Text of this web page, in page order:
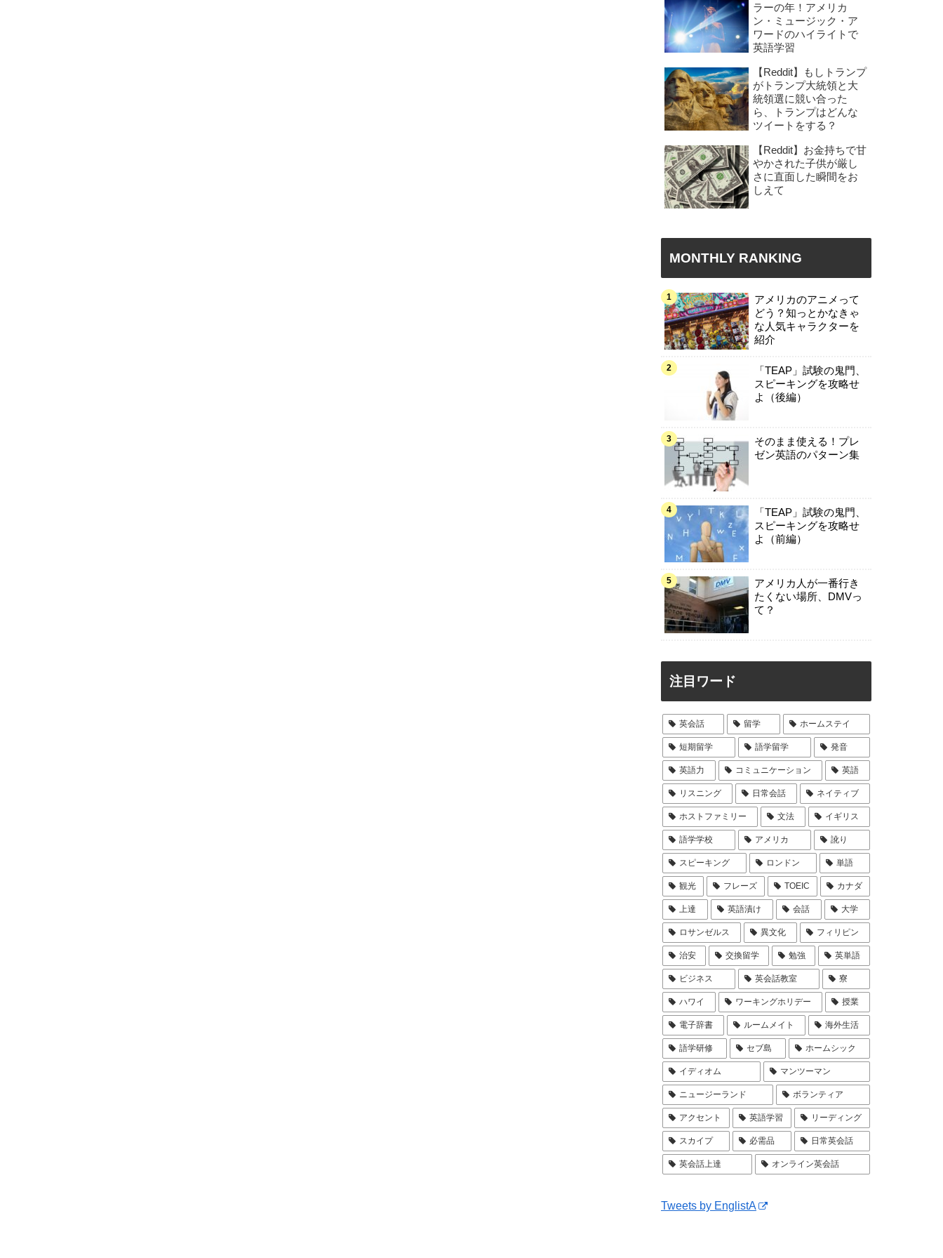
ラーの年！アメリカ
ン・ミュージック・ア
ワードのハイライトで
英語学習
【Reddit】もしトランプ
がトランプ大統領と大
統領選に競い合った
ら、トランプはどんな
ツイートをする？
【Reddit】お金持ちで甘
やかされた子供が厳し
さに直面した瞬間をお
しえて
MONTHLY RANKING
アメリカのアニメって
どう？知っとかなきゃ
な人気キャラクターを
紹介
「TEAP」試験の鬼門、
スピーキングを攻略せ
よ（後編）
そのまま使える！プレ
ゼン英語のパターン集
「TEAP」試験の鬼門、
スピーキングを攻略せ
よ（前編）
アメリカ人が一番行き
たくない場所、DMVっ
て？
注目ワード
英会話 留学 ホームステイ
短期留学 語学留学 発音
英語力 コミュニケーション 英語
リスニング 日常会話 ネイティブ
ホストファミリー 文法 イギリス
語学学校 アメリカ 訛り
スピーキング ロンドン 単語
観光 フレーズ TOEIC カナダ
上達 英語漬け 会話 大学
ロサンゼルス 異文化 フィリピン
治安 交換留学 勉強 英単語
ビジネス 英会話教室 寮
ハワイ ワーキングホリデー 授業
電子辞書 ルームメイト 海外生活
語学研修 セブ島 ホームシック
イディオム マンツーマン
ニュージーランド ボランティア
アクセント 英語学習 リーディング
スカイプ 必需品 日常英会話
英会話上達 オンライン英会話
Tweets by EnglistA